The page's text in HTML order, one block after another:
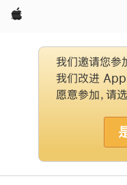
Apple
我们邀请您参
我们改进
愿意参加，请